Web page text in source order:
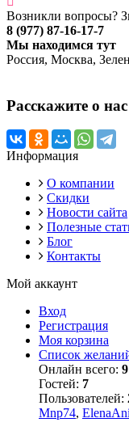
Возникли вопросы?
8 (977) 87-16-17-7
Мы находимся тут
Россия, Москва,
Расскажите о
Информация
О компании
Скидки
Новости сайта
Полезные
Блог
Контакты
Мой аккаунт
Вход
Регистрация
Моя корзина
Список
Онлайн всего: 9
Гостей: 7
Пользователей:
Mnp74,